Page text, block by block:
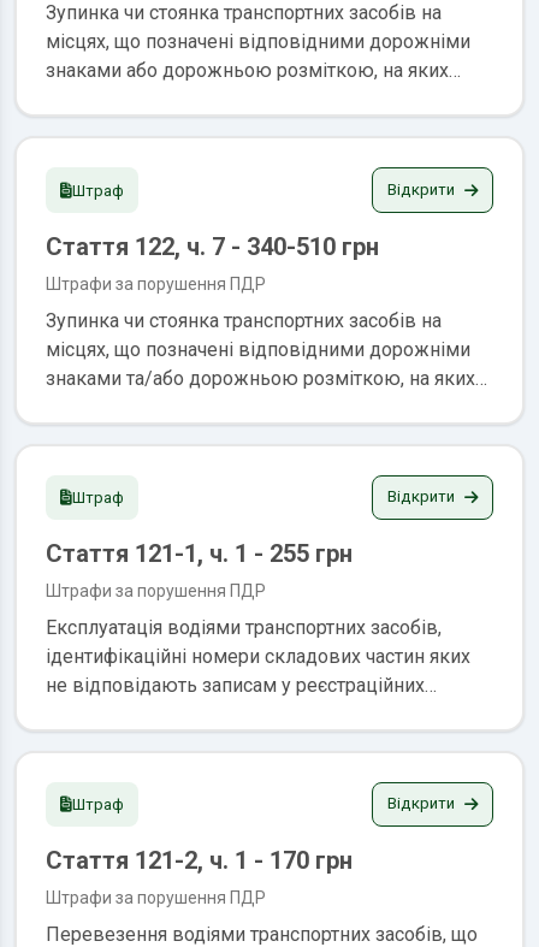
Зупинка чи стоянка транспортних засобів на
місцях, що позначені відповідними дорожніми
знаками або дорожньою розміткою, на яких
інвалідністю (крім випадків вимушеної стоянки),
а так само створення перешкод водіям з
інвалідністю або водіям, які перевозять осіб з
інвалідністю, у зупинці чи стоянці керованих
використання на транспортному засобі
розпізнавального знака "Водій з інвалідністю"
Штраф: 1020-1700 грн.
Штраф Відкрити
Стаття 122, ч. 7 - 340-510 грн
Штрафи за порушення ПДР
Зупинка чи стоянка транспортних засобів на
місцях, що позначені відповідними дорожніми
знаками та/або дорожньою розміткою, на яких
створення перешкод водіям транспортних
засобів, оснащених електричними двигунами
(одним чи декількома), у зупинці або стоянці
Штраф: 340-510 грн.
Штраф Відкрити
Стаття 121-1, ч. 1 - 255 грн
Штрафи за порушення ПДР
Експлуатація водіями транспортних засобів,
ідентифікаційні номери складових частин яких
не відповідають записам у реєстраційних
Штраф Відкрити
Стаття 121-2, ч. 1 - 170 грн
Штрафи за порушення ПДР
Перевезення водіями транспортних засобів, що